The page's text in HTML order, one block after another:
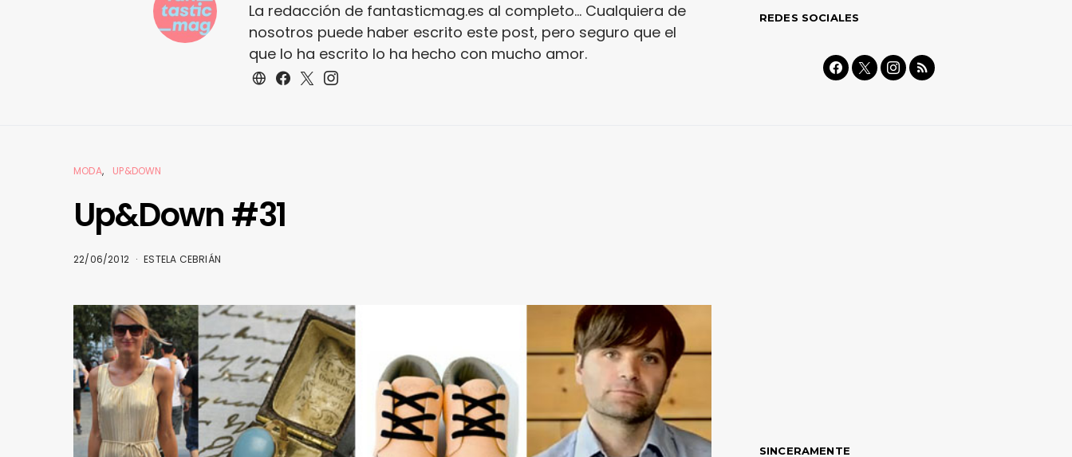
La redacción de fantasticmag.es al completo... Cualquiera de
nosotros puede haber escrito este post, pero seguro que el
que lo ha escrito lo ha hecho con mucho amor.
REDES SOCIALES
MODA UP&DOWN
Up&Down #31
22/06/2012 ESTELA CEBRIÁN
SINCERAMENTE